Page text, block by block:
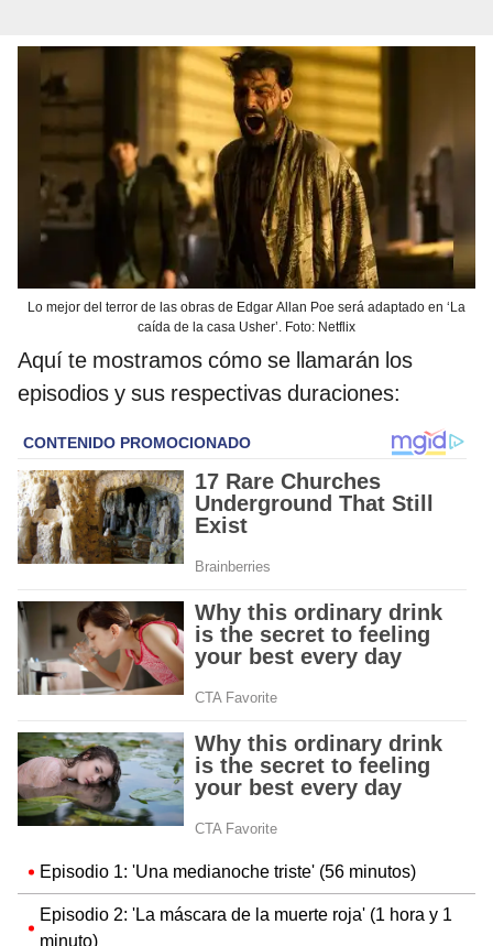
Lo mejor del terror de las obras de Edgar Allan Poe será adaptado en ‘La
caída de la casa Usher’. Foto: Netflix
Aquí te mostramos cómo se llamarán los
episodios y sus respectivas duraciones:
Episodio 1: 'Una medianoche triste' (56 minutos)
Episodio 2: 'La máscara de la muerte roja' (1 hora y 1
minuto)